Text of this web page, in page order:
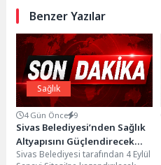
Benzer Yazılar
Sağlık
4 Gün Önce 9
Sivas Belediyesi’nden Sağlık
Altyapısını Güçlendirecek
Yatırım
Sivas Belediyesi tarafından 4 Eylül